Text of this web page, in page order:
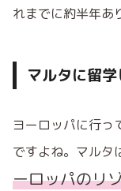
れまでに約半年あ
マルタに留
ヨーロッパに行っ
ですよね。マルタ
ーロッパのリ